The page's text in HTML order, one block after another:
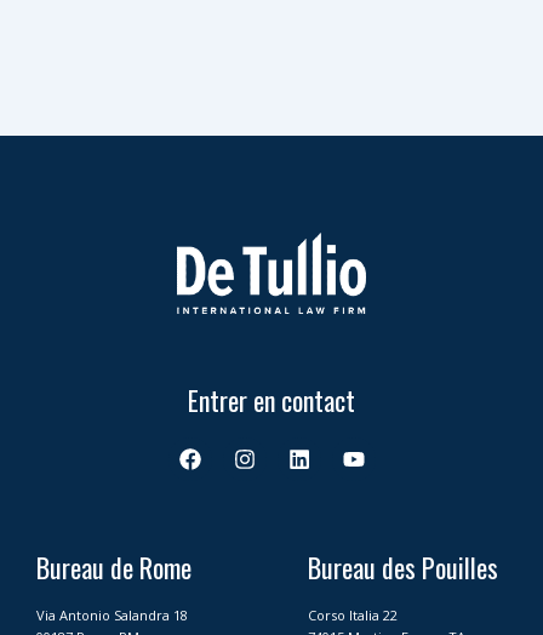
Entrer en contact
F
a
o
o
I
n
L
i
d
Y
o
b
e
Bureau de Rome
Via Antonio Salandra 18
Bureau des Pouilles
Corso Italia 22